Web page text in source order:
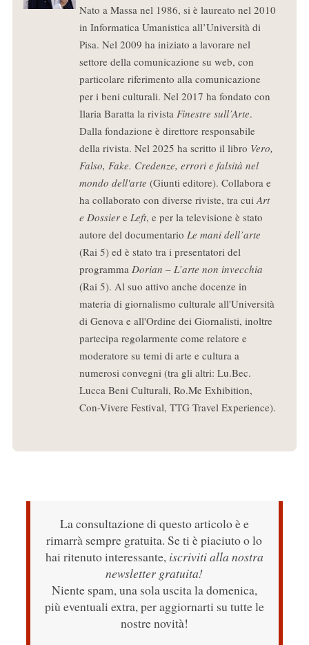
Nato a Massa nel 1986, si è laureato nel 2010
in Informatica Umanistica all’Università di
Pisa. Nel 2009 ha iniziato a lavorare nel
settore della comunicazione su web, con
particolare riferimento alla comunicazione
per i beni culturali. Nel 2017 ha fondato con
Ilaria Baratta la rivista Finestre sull’Arte.
Dalla fondazione è direttore responsabile
della rivista. Nel 2025 ha scritto il libro Vero,
Falso, Fake. Credenze, errori e falsità nel
mondo dell'arte (Giunti editore). Collabora e
ha collaborato con diverse riviste, tra cui Art
e Dossiere Left, e per la televisione è stato
autore del documentario Le mani dell’arte
(Rai 5) ed è stato tra i presentatori del
programma Dorian – L’arte non invecchia
(Rai 5). Al suo attivo anche docenze in
materia di giornalismo culturale all'Università
di Genova e all'Ordine dei Giornalisti, inoltre
partecipa regolarmente come relatore e
moderatore su temi di arte e cultura a
numerosi convegni (tra gli altri: Lu.Bec.
Lucca Beni Culturali, Ro.Me Exhibition,
Con-Vivere Festival, TTG Travel Experience).
La consultazione di questo articolo è e
rimarrà sempre gratuita. Se ti è piaciuto o lo
hai ritenuto interessante, iscriviti alla nostra
newsletter gratuita!
Niente spam, una sola uscita la domenica,
più eventuali extra, per aggiornarti su tutte le
nostre novità!